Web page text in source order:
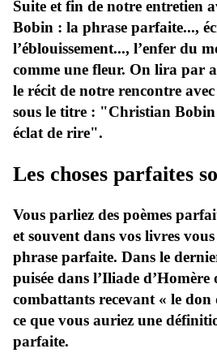
Suite et fin de notre entretien
Bobin : la phrase parfaite...,
l’éblouissement..., l’enfer du
comme une fleur. On lira par
le récit de notre rencontre
sous le titre : "Christian
éclat de rire".
Les choses parfaites
Vous parliez des poèmes
et souvent dans vos livres
phrase parfaite. Dans le
puisée dans l’Iliade
combattants recevant « le don
ce que vous auriez une
parfaite.